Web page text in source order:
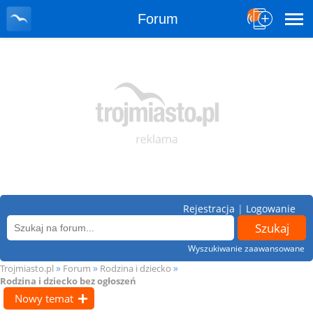
Forum
Wyszukiwanie zaawansowane
Rejestracja | Logowanie
Trojmiasto.pl » Forum » Rodzina i dziecko »
Rodzina i dziecko bez ogłoszeń
Nowy temat